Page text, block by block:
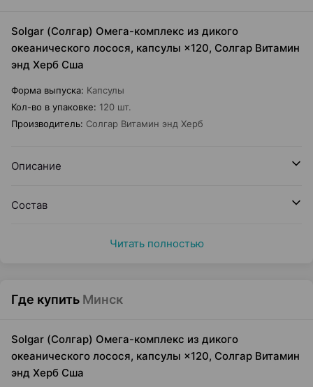
Solgar (Солгар) Омега-комплекс из дикого
океанического лосося, капсулы ×120, Солгар Витамин
энд Херб Сша
Форма выпуска: Капсулы
Кол-во в упаковке: 120 шт.
Производитель: Солгар Витамин энд Херб
Описание
Состав
Читать полностью
Где купить Минск
Solgar (Солгар) Омега-комплекс из дикого
океанического лосося, капсулы ×120, Солгар Витамин
энд Херб Сша